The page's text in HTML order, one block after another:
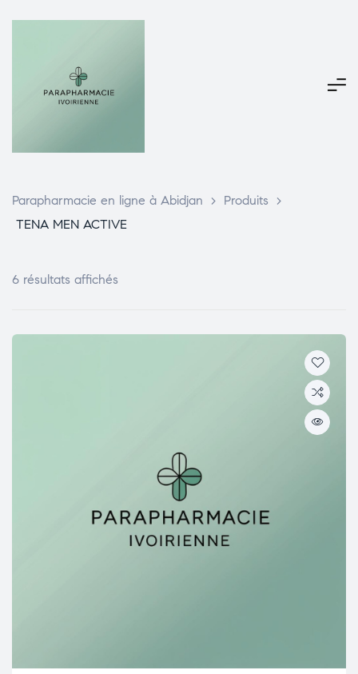
Parapharmacie en ligne à Abidjan > Produits
>
TENA MEN ACTIVE
6 résultats affichés